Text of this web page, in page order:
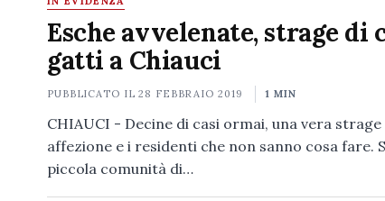
Esche avvelenate, strage di
gatti a Chiauci
PUBBLICATO IL28 FEBBRAIO 2019 1 MIN
CHIAUCI - Decine di casi ormai, una vera
affezione e i residenti che non sanno cosa fare.
piccola comunità di…